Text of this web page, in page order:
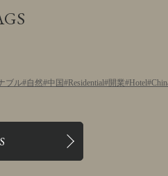
ブル 自然 中国 Residential 開業 Hotel